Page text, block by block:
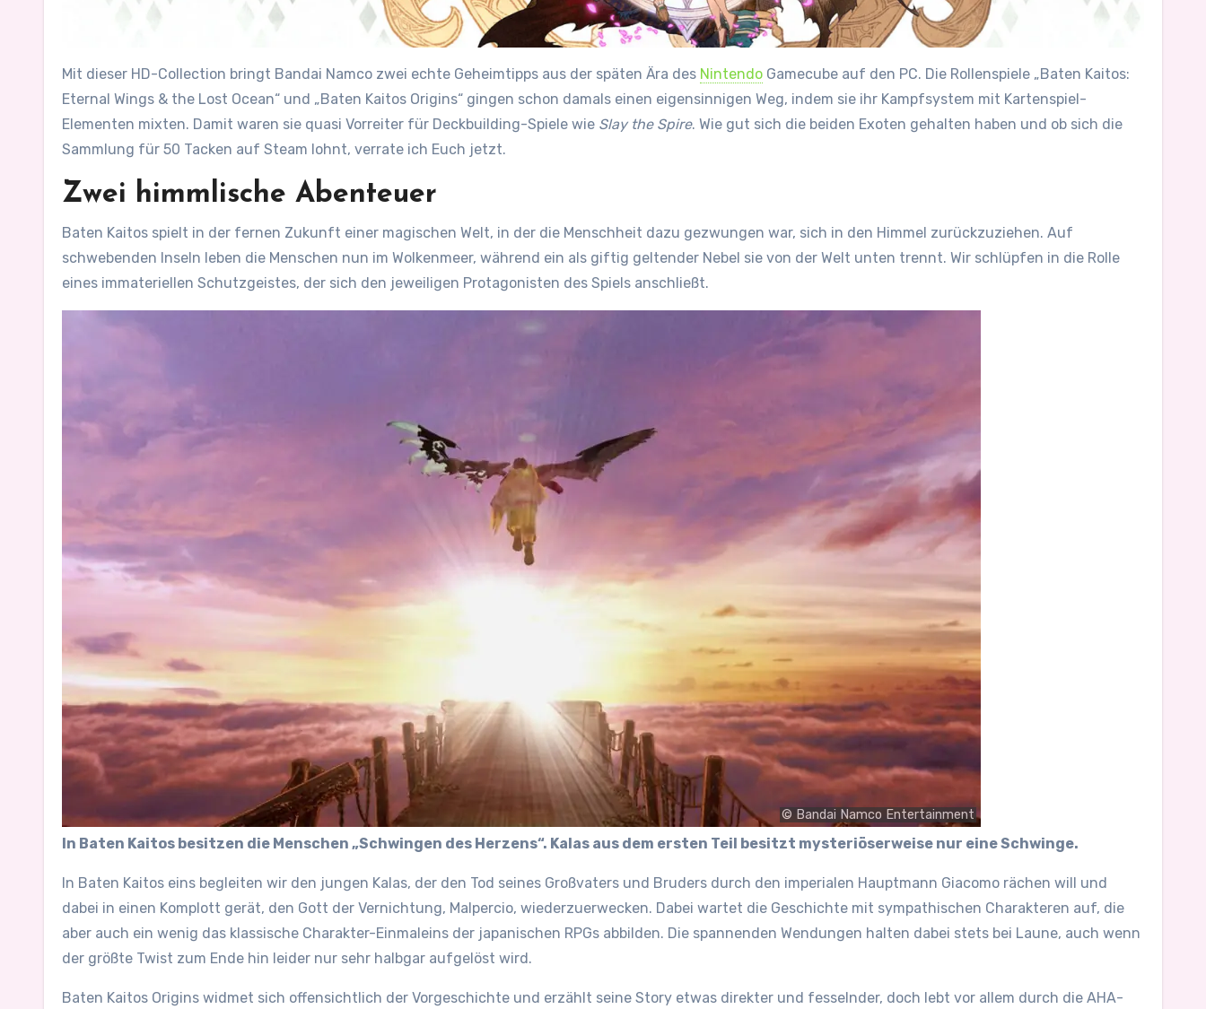
Mit dieser HD-Collection bringt Bandai Namco zwei echte Geheimtipps aus der späten Ära des Nintendo Gamecube auf den PC. Die Rollenspiele „Baten Kaitos:
Eternal Wings & the Lost Ocean“ und „Baten Kaitos Origins“ gingen schon damals einen eigensinnigen Weg, indem sie ihr Kampfsystem mit Kartenspiel-
Elementen mixten. Damit waren sie quasi Vorreiter für Deckbuilding-Spiele wie Slay the Spire. Wie gut sich die beiden Exoten gehalten haben und ob sich die
Sammlung für 50 Tacken auf Steam lohnt, verrate ich Euch jetzt.
Zwei himmlische Abenteuer
Baten Kaitos spielt in der fernen Zukunft einer magischen Welt, in der die Menschheit dazu gezwungen war, sich in den Himmel zurückzuziehen. Auf
schwebenden Inseln leben die Menschen nun im Wolkenmeer, während ein als giftig geltender Nebel sie von der Welt unten trennt. Wir schlüpfen in die Rolle
eines immateriellen Schutzgeistes, der sich den jeweiligen Protagonisten des Spiels anschließt.
© Bandai Namco Entertainment
In Baten Kaitos besitzen die Menschen „Schwingen des Herzens“. Kalas aus dem ersten Teil besitzt mysteriöserweise nur eine Schwinge.
In Baten Kaitos eins begleiten wir den jungen Kalas, der den Tod seines Großvaters und Bruders durch den imperialen Hauptmann Giacomo rächen will und
dabei in einen Komplott gerät, den Gott der Vernichtung, Malpercio, wiederzuerwecken. Dabei wartet die Geschichte mit sympathischen Charakteren auf, die
aber auch ein wenig das klassische Charakter-Einmaleins der japanischen RPGs abbilden. Die spannenden Wendungen halten dabei stets bei Laune, auch wenn
der größte Twist zum Ende hin leider nur sehr halbgar aufgelöst wird.
Baten Kaitos Origins widmet sich offensichtlich der Vorgeschichte und erzählt seine Story etwas direkter und fesselnder, doch lebt vor allem durch die AHA-